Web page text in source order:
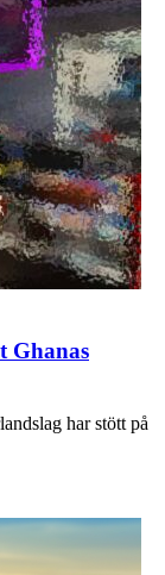
Ghanas
har stött på